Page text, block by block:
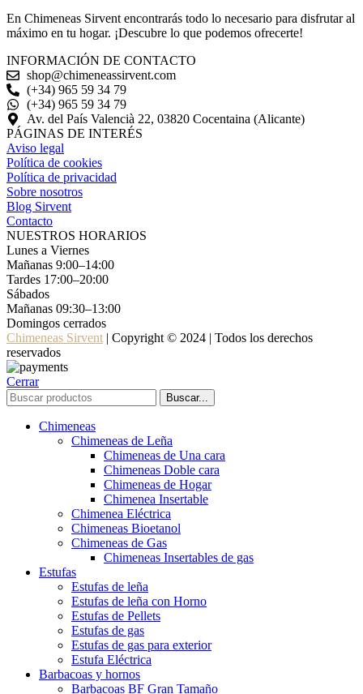
En Chimeneas Sirvent encontrarás todo lo necesario para disfrutar al
máximo en tu hogar. ¡Descubre lo que podemos ofrecerte!
INFORMACIÓN DE CONTACTO
shop@chimeneassirvent.com
(+34) 965 59 34 79
(+34) 965 59 34 79
Av. del País Valencià 22, 03820 Cocentaina (Alicante)
PÁGINAS DE INTERÉS
Aviso legal
Política de cookies
Política de privacidad
Sobre nosotros
Blog Sirvent
Contacto
NUESTROS HORARIOS
Lunes a Viernes
Mañanas 9:00–14:00
Tardes 17:00–20:00
Sábados
Mañanas 09:30–13:00
Domingos cerrados
Chimeneas Sirvent| Copyright © 2024 | Todos los derechos
reservados
Cerrar
Buscar...
Chimeneas
Chimeneas de Leña
Chimeneas de Una cara
Chimeneas Doble cara
Chimeneas de Hogar
Chimenea Insertable
Chimenea Eléctrica
Chimeneas Bioetanol
Chimeneas de Gas
Chimeneas Insertables de gas
Estufas
Estufas de leña
Estufas de leña con Horno
Estufas de Pellets
Estufas de gas
Estufas de gas para exterior
Estufa Eléctrica
Barbacoas y hornos
Barbacoas BF Gran Tamaño